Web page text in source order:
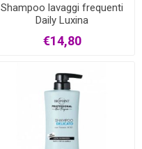
Shampoo lavaggi frequenti
Daily Luxina
€14,80